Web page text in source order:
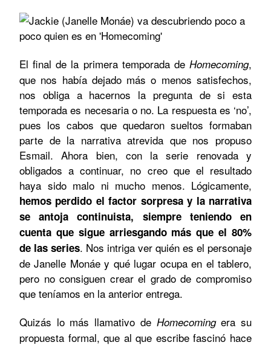
El final de la primera temporada de Homecoming,
que nos había dejado más o menos satisfechos,
nos obliga a hacernos la pregunta de si esta
temporada es necesaria o no. La respuesta es ‘no’,
pues los cabos que quedaron sueltos formaban
parte de la narrativa atrevida que nos propuso
Esmail. Ahora bien, con la serie renovada y
obligados a continuar, no creo que el resultado
haya sido malo ni mucho menos. Lógicamente,
hemos perdido el factor sorpresa y la narrativa
se antoja continuista, siempre teniendo en
cuenta que sigue arriesgando más que el 80%
de las series. Nos intriga ver quién es el personaje
de Janelle Monáe y qué lugar ocupa en el tablero,
pero no consiguen crear el grado de compromiso
que teníamos en la anterior entrega.
Quizás lo más llamativo de Homecomingera su
propuesta formal, que al que escribe fascinó hace